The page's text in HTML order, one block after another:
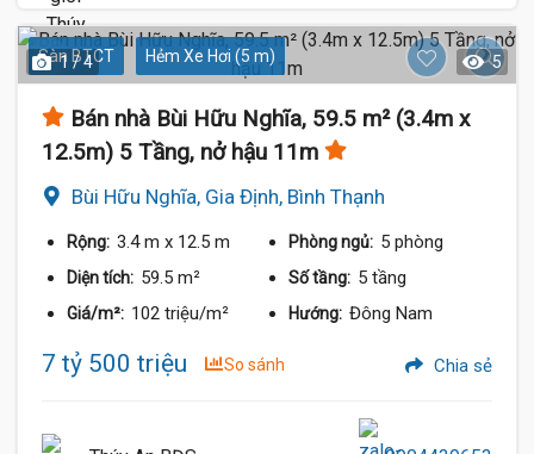
Sàn BTCT Hẻm Xe Hơi (5 m)
1 / 4 5
Bán nhà Bùi Hữu Nghĩa, 59.5 m² (3.4m x
12.5m) 5 Tầng, nở hậu 11m
Bùi Hữu Nghĩa, Gia Định, Bình Thạnh
Rộng: 3.4 m x 12.5 m Phòng ngủ: 5 phòng
Diện tích: 59.5 m² Số tầng: 5 tầng
Giá/m²: 102 triệu/m² Hướng: Đông Nam
7 tỷ 500 triệu So sánh Chia sẻ